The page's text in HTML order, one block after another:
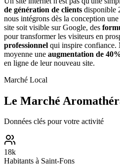
de génération de clients disponible
nous intégrons dès la conception une
site soit visible sur Google, des
pour transformer les visiteurs en
professionnel qui inspire confiance.
moyenne une augmentation de
en ligne de leur nouveau site.
Marché Local
Le Marché
Données clés pour votre activité
18k
Habitants à Saint-Fons